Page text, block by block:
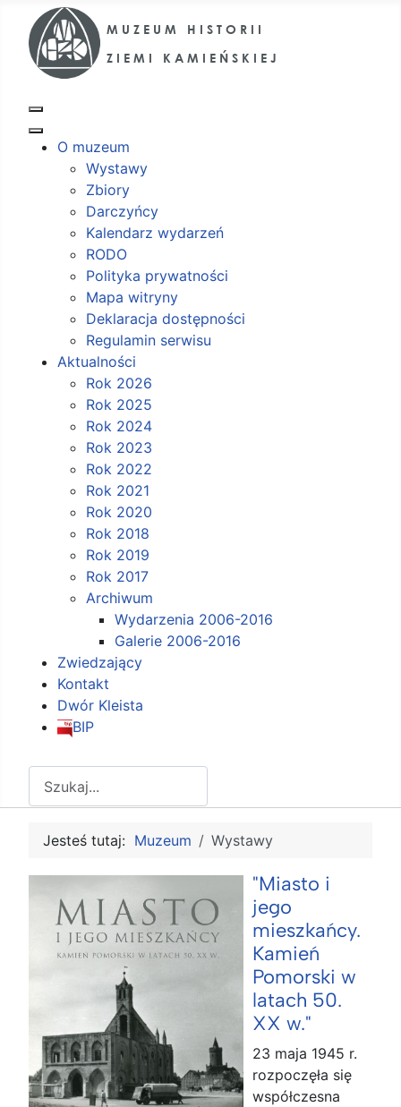
O muzeum
Wystawy
Zbiory
Darczyńcy
Kalendarz wydarzeń
RODO
Polityka prywatności
Mapa witryny
Deklaracja dostępności
Regulamin serwisu
Aktualności
Rok 2026
Rok 2025
Rok 2024
Rok 2023
Rok 2022
Rok 2021
Rok 2020
Rok 2018
Rok 2019
Rok 2017
Archiwum
Wydarzenia 2006-2016
Galerie 2006-2016
Zwiedzający
Kontakt
Dwór Kleista
BIP
Jesteś tutaj: Muzeum Wystawy
"Miasto i
jego
mieszkańcy.
Kamień
Pomorski w
latach 50.
XX w."
23 maja 1945 r.
rozpoczęła się
współczesna